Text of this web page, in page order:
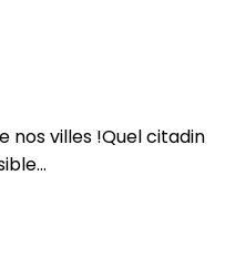
nos villes !Quel citadin